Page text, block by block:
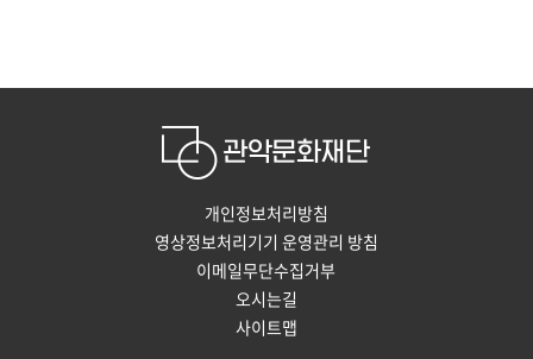
개인정보처리방침
영상정보처리기기 운영관리 방침
이메일무단수집거부
오시는길
사이트맵